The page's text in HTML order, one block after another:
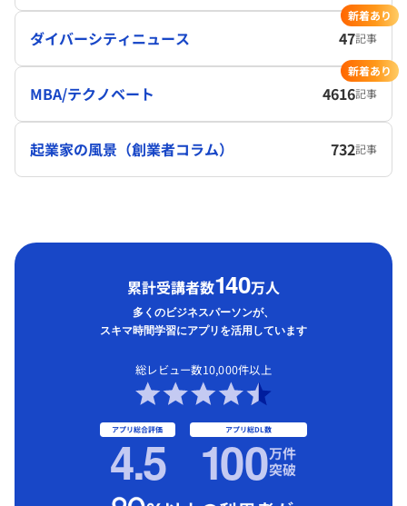
ダイバーシティニュース 47記事
新着あり
MBA/テクノベート 4616記事
新着あり
起業家の風景（創業者コラム） 732記事
累計受講者数140万人
多くのビジネスパーソンが、
スキマ時間学習にアプリを活用しています
総レビュー数10,000件以上
アプリ総合評価
4.5 アプリ総DL数
100万件
突破